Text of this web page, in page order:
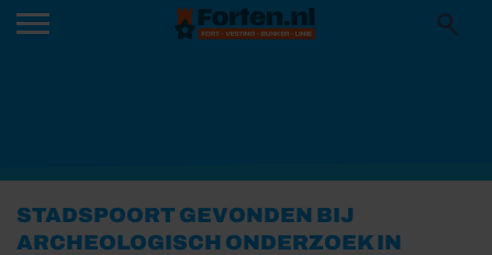
STADSPOORT GEVONDEN BIJ
ARCHEOLOGISCH ONDERZOEK IN